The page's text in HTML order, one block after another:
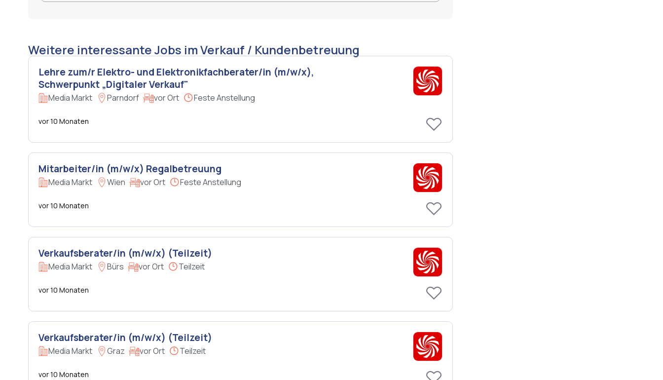
Weitere interessante Jobs im Verkauf / Kundenbetreuung
Lehre zum/r Elektro- und Elektronikfachberater/in (m/w/x),
Schwerpunkt „Digitaler Verkauf"
Media Markt Parndorf vor Ort Feste Anstellung
vor 10 Monaten
Mitarbeiter/in (m/w/x) Regalbetreuung
Media Markt Wien vor Ort Feste Anstellung
vor 10 Monaten
Verkaufsberater/in (m/w/x) (Teilzeit)
Media Markt Bürs vor Ort Teilzeit
vor 10 Monaten
Verkaufsberater/in (m/w/x) (Teilzeit)
Media Markt Graz vor Ort Teilzeit
vor 10 Monaten